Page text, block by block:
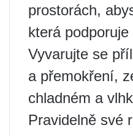
prostorách,
která
Vyvarujte se
a přemokření,
chladném a
Pravidelně své